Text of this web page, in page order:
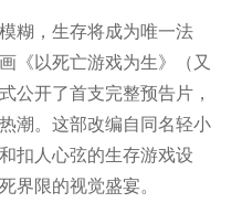
糊，生存将成为唯一法
《以死亡游戏为生》（又
公开了首支完整预告片，
潮。这部改编自同名轻小
扣人心弦的生存游戏设
界限的视觉盛宴。